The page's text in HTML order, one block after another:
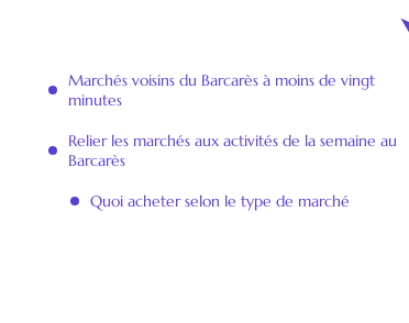
Marchés voisins du Barcarès à moins de vingt
minutes
Relier les marchés aux activités de la semaine au
Barcarès
Quoi acheter selon le type de marché